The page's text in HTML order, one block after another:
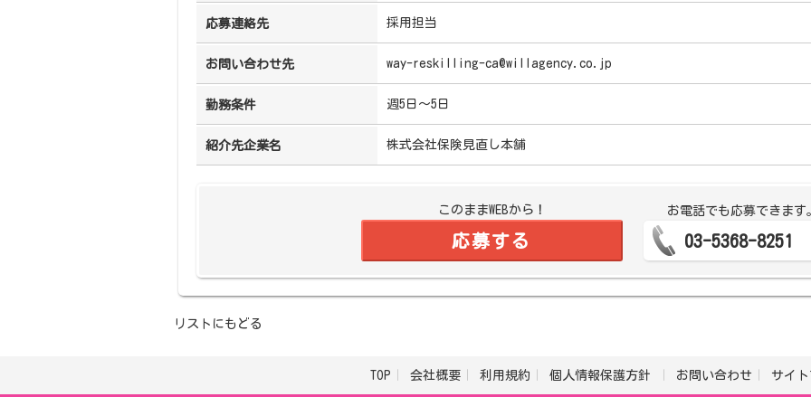
応募連絡先 採用担当
お問い合わせ先 way-reskilling-ca@willagency.co.jp
勤務条件 週5日～5日
紹介先企業名 株式会社保険見直し本舗
このままWEBから！
応募する
お電話でも応募できます
03-5368-8251
リストにもどる
TOP 会社概要 利用規約 個人情報保護方針 お問い合わせ サイ